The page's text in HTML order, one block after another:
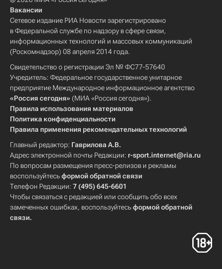
Вакансии
Сетевое издание РИА Новости зарегистрировано
в Федеральной службе по надзору в сфере связи,
информационных технологий и массовых коммуникаций
(Роскомнадзор) 08 апреля 2014 года.
Свидетельство о регистрации Эл № ФС77-57640
Учредитель: Федеральное государственное унитарное
предприятие Международное информационное агентство
«Россия сегодня» (МИА «Россия сегодня»).
Правила использования материалов
Политика конфиденциальности
Правила применения рекомендательных технологий
Главный редактор: Гаврилова А.В.
Адрес электронной почты Редакции: r-sport.internet@ria.ru
По вопросам размещения пресс-релизов и рекламы
воспользуйтесьформой обратной связи
Телефон Редакции: 7 (495) 645-6601
Чтобы связаться с редакцией или сообщить обо всех
замеченных ошибках, воспользуйтесьформой обратной
связи.